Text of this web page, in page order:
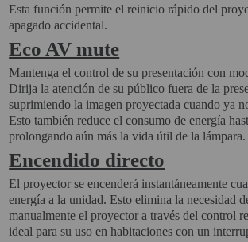
Esta función permite el reinicio rápido del
apagado accidental.
Eco AV mute
Mantenga el control de su presentación con
Dirija la atención de su público fuera de la
suprimiendo la imagen proyectada cuando ya
Esto también reduce el consumo de energía
prolongando aún más la vida útil de la lámpara.
Encendido directo
El proyector se encenderá instantáneamente
energía a la unidad. Esto elimina la necesidad
manualmente el proyector a través del control
ideal para su uso en habitaciones con un